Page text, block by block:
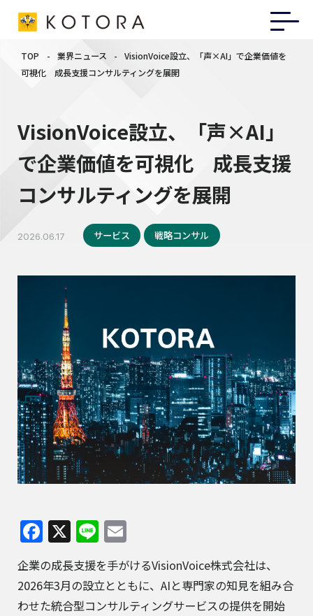
TOP - 業界ニュース -
VisionVoice設立、「声×AI」で企業価値を
可視化 成長支援コンサルティングを展開
VisionVoice設立、「声×AI」
で企業価値を可視化 成長支援
コンサルティングを展開
2026.06.17 サービス 戦略コンサル
Facebook
X Line
企業の成長支援を手がけるVisionVoice株式会社は、
2026年3月の設立とともに、AIと専門家の知見を組み合
わせた統合型コンサルティングサービスの提供を開始